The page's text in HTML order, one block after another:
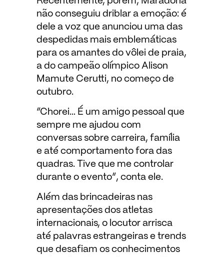
não conseguiu driblar a emoção: é
dele a voz que anunciou uma das
despedidas mais emblemáticas
para os amantes do vôlei de praia,
a do campeão olímpico Alison
Mamute Cerutti, no começo de
outubro.
“Chorei… É um amigo pessoal que
sempre me ajudou com
conversas sobre carreira, família
e até comportamento fora das
quadras. Tive que me controlar
durante o evento”, conta ele.
Além das brincadeiras nas
apresentações dos atletas
internacionais, o locutor arrisca
até palavras estrangeiras e trends
que desafiam os conhecimentos